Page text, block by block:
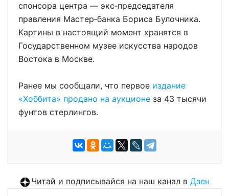
спонсора центра — экс‑председателя
правления Мастер‑банка Бориса Булочника.
Картины в настоящий момент хранятся в
Государственном музее искусства народов
Востока в Москве.
Ранее мы сообщали, что первое издание
«Хоббита» продано на аукционе за 43 тысячи
фунтов стерлингов.
Читай и подписывайся на наш канал в Дзен